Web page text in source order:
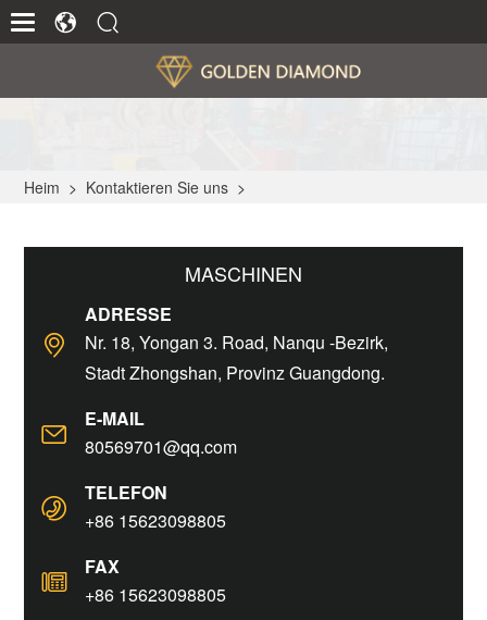
Heim > Kontaktieren Sie uns >
MASCHINEN
ADRESSE
Nr. 18, Yongan 3. Road, Nanqu -Bezirk,
Stadt Zhongshan, Provinz Guangdong.
E-MAIL
80569701@qq.com
TELEFON
+86 15623098805
FAX
+86 15623098805